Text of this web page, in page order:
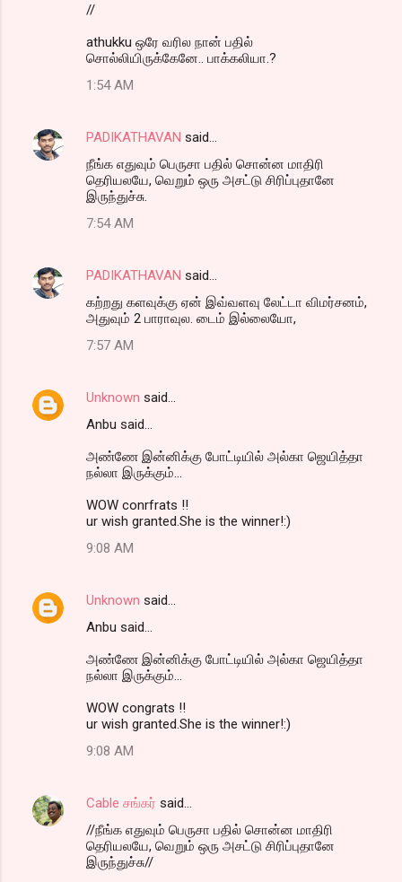
//
athukku ஒரே வரில நான் பதில்
சொல்லியிருக்கேனே.. பாக்கலியா.?
1:54 AM
PADIKATHAVAN said…
நீங்க எதுவும் பெருசா பதில் சொன்ன மாதிரி
தெரியலயே, வெறும் ஒரு அசட்டு சிரிப்புதானே
இருந்துச்சு.
7:54 AM
PADIKATHAVAN said…
கற்றது களவுக்கு ஏன் இவ்வளவு லேட்டா விமர்சனம்,
அதுவும் 2 பாராவுல. டைம் இல்லையோ,
7:57 AM
Unknown said…
Anbu said...
அண்ணே இன்னிக்கு போட்டியில் அல்கா ஜெயித்தா
நல்லா இருக்கும்...
WOW conrfrats !!
ur wish granted.She is the winner!:)
9:08 AM
Unknown said…
Anbu said...
அண்ணே இன்னிக்கு போட்டியில் அல்கா ஜெயித்தா
நல்லா இருக்கும்...
WOW congrats !!
ur wish granted.She is the winner!:)
9:08 AM
Cable சங்கர் said…
//நீங்க எதுவும் பெருசா பதில் சொன்ன மாதிரி
தெரியலயே, வெறும் ஒரு அசட்டு சிரிப்புதானே
இருந்துச்சு//